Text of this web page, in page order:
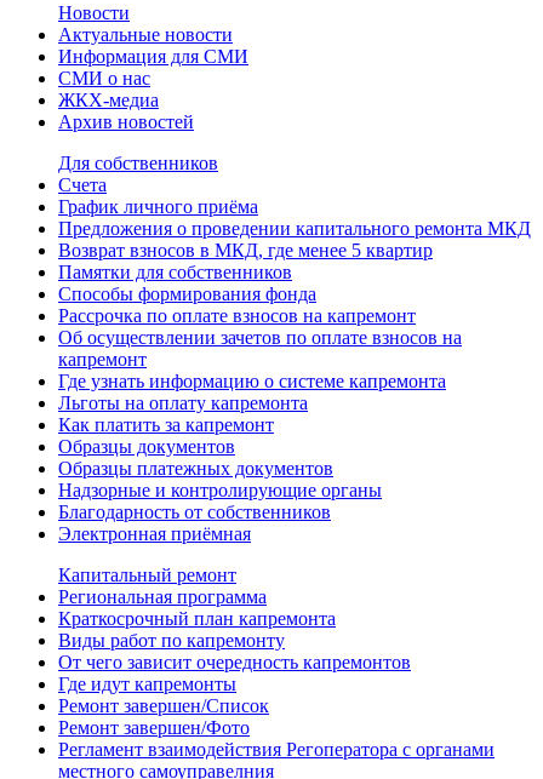
Новости
Актуальные новости
Информация для СМИ
СМИ о нас
ЖКХ-медиа
Архив новостей
Для собственников
Счета
График личного приёма
Предложения о проведении капитального ремонта МКД
Возврат взносов в МКД, где менее 5 квартир
Памятки для собственников
Способы формирования фонда
Рассрочка по оплате взносов на капремонт
Об осуществлении зачетов по оплате взносов на
капремонт
Где узнать информацию о системе капремонта
Льготы на оплату капремонта
Как платить за капремонт
Образцы документов
Образцы платежных документов
Надзорные и контролирующие органы
Благодарность от собственников
Электронная приёмная
Капитальный ремонт
Региональная программа
Краткосрочный план капремонта
Виды работ по капремонту
От чего зависит очередность капремонтов
Где идут капремонты
Ремонт завершен/Список
Ремонт завершен/Фото
Регламент взаимодействия Регоператора с органами
местного самоуправелния